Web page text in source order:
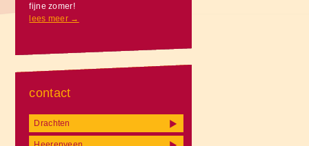
fijne zomer!
lees meer →
contact
Drachten